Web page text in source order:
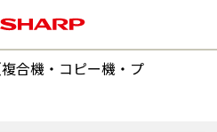
合機・コピー機・プ